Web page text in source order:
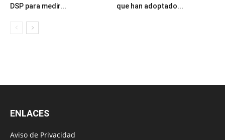
DSP para medir...
que han adoptado...
ENLACES
Aviso de Privacidad